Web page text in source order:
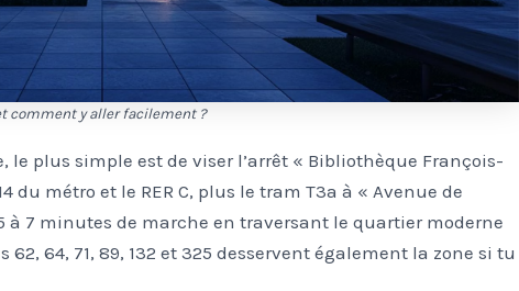
comment y aller facilement ?
le plus simple est de viser l’arrêt « Bibliothèque François-
du métro et le RER C, plus le tram T3a à « Avenue de
à 7 minutes de marche en traversant le quartier moderne
64, 71, 89, 132 et 325 desservent également la zone si tu